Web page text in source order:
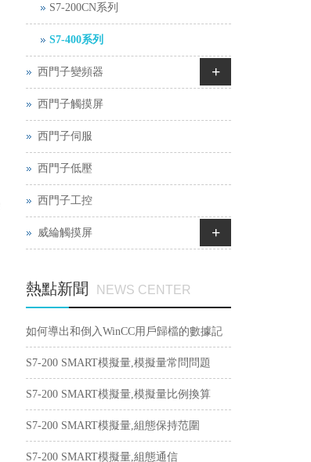
S7-200CN系列
S7-400系列
西門子變頻器 +
西門子觸摸屏
西門子伺服
西門子低壓
西門子工控
威綸觸摸屏 +
熱點新聞 NEWS CENTER
如何導出和倒入WinCC用戶歸檔的數據記
錄？
S7-200 SMART模擬量,模擬量常問問題
S7-200 SMART模擬量,模擬量比例換算
S7-200 SMART模擬量,組態保持范圍
S7-200 SMART模擬量,組態通信